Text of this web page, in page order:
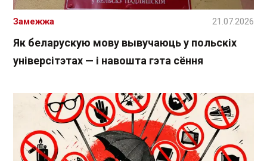
Як беларускую мову вывучаюць у польскіх
універсітэтах — і навошта гэта сёння
Замежжа 21.07.2026